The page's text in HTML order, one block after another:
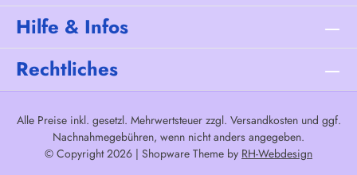
Hilfe & Infos
Rechtliches
Alle Preise inkl. gesetzl. Mehrwertsteuer zzgl. Versandkostenund ggf.
Nachnahmegebühren, wenn nicht anders angegeben.
© Copyright 2026 | Shopware Theme by RH-Webdesign